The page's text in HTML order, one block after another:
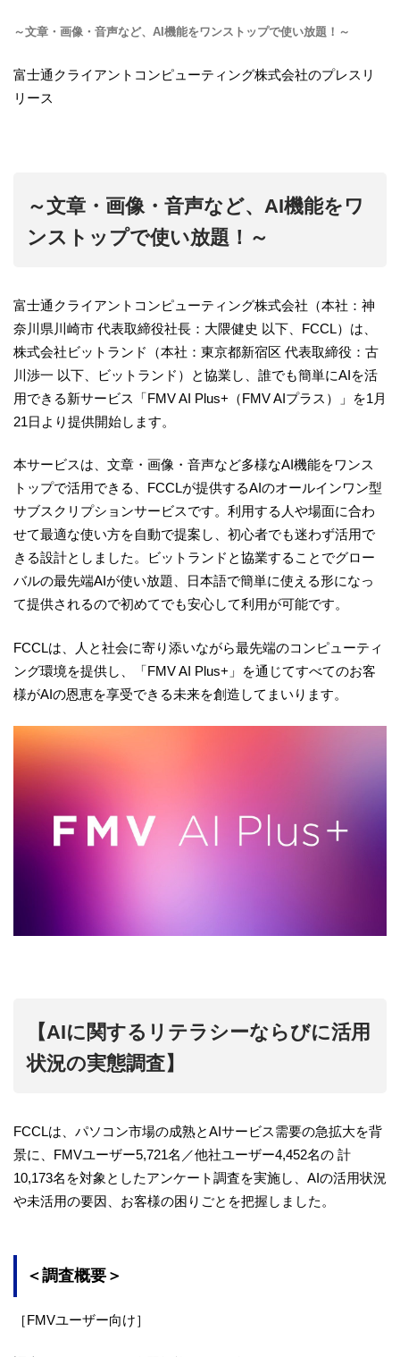
～文章・画像・音声など、AI機能をワンストップで使い放題！～
富士通クライアントコンピューティング株式会社のプレスリ
リース
～文章・画像・音声など、AI機能をワ
ンストップで使い放題！～
富士通クライアントコンピューティング株式会社（本社：神
奈川県川崎市 代表取締役社長：大隈健史 以下、FCCL）は、
株式会社ビットランド（本社：東京都新宿区 代表取締役：古
川渉一 以下、ビットランド）と協業し、誰でも簡単にAIを活
用できる新サービス「FMV AI Plus+（FMV AIプラス）」を1月
21日より提供開始します。
本サービスは、文章・画像・音声など多様なAI機能をワンス
トップで活用できる、FCCLが提供するAIのオールインワン型
サブスクリプションサービスです。利用する人や場面に合わ
せて最適な使い方を自動で提案し、初心者でも迷わず活用で
きる設計としました。ビットランドと協業することでグロー
バルの最先端AIが使い放題、日本語で簡単に使える形になっ
て提供されるので初めてでも安心して利用が可能です。
FCCLは、人と社会に寄り添いながら最先端のコンピューティ
ング環境を提供し、「FMV AI Plus+」を通じてすべてのお客
様がAIの恩恵を享受できる未来を創造してまいります。
【AIに関するリテラシーならびに活用
状況の実態調査】
FCCLは、パソコン市場の成熟とAIサービス需要の急拡大を背
景に、FMVユーザー5,721名／他社ユーザー4,452名の 計
10,173名を対象としたアンケート調査を実施し、AIの活用状況
や未活用の要因、お客様の困りごとを把握しました。
＜調査概要＞
［FMVユーザー向け］